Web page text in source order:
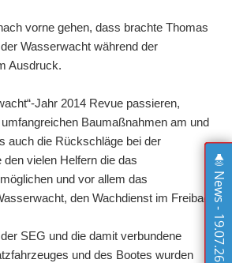
vorne gehen, dass brachte Thomas
Wasserwacht während der
Ausdruck.
Jahr 2014 Revue passieren,
Baumaßnahmen am und
auch die Rückschläge bei der
vielen Helfern die das
und vor allem das
den Wachdienst im Freibad
SEG und die damit verbundene
und des Bootes wurden
News - 19.07.26